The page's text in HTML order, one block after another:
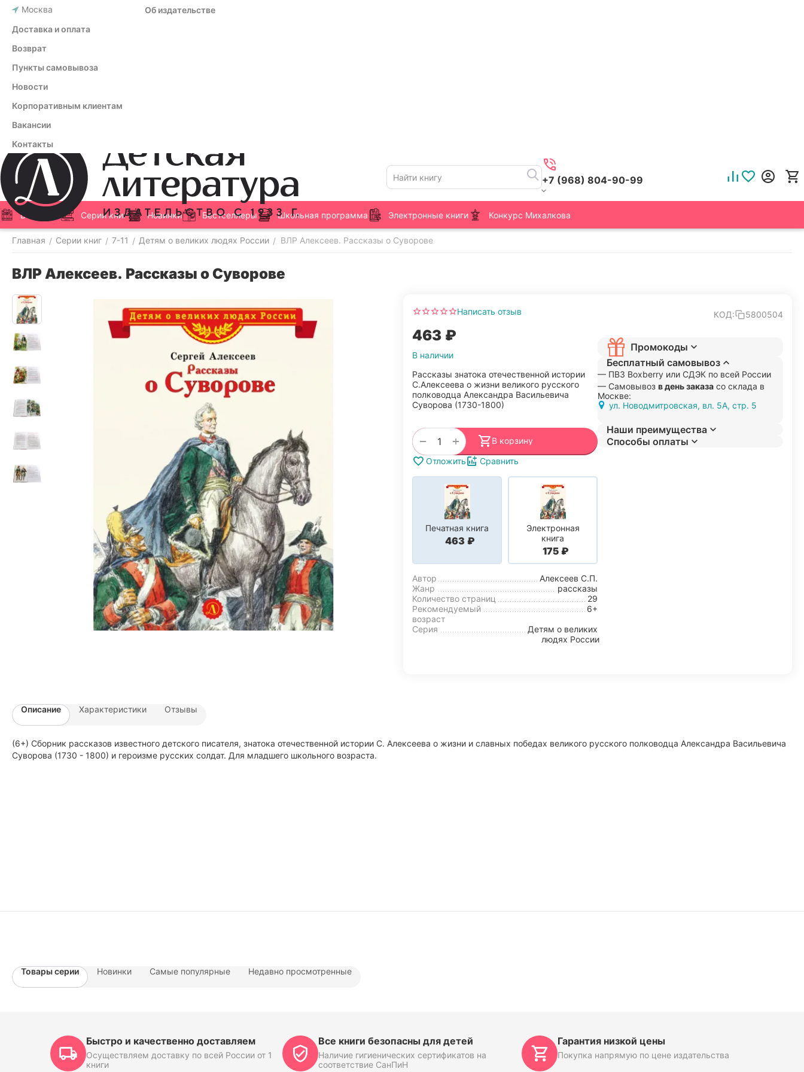
Москва
Об издательстве
Доставка и оплата
Возврат
Пункты самовывоза
Новости
Корпоративным клиентам
Вакансии
Контакты
+7 (968) 804-90-99
Все книги Серии книг Новинки Бестселлеры Школьная программа Электронные книги Конкурс Михалкова
Главная / Серии книг / 7-11 / Детям о великих людях России / ВЛР Алексеев. Рассказы о Суворове
ВЛР Алексеев. Рассказы о Суворове
Написать отзыв КОД: 5800504
‍463‍ ₽
В наличии
Рассказы знатока отечественной истории
С.Алексеева о жизни великого русского
полководца Александра Васильевича
Суворова (1730-1800)
+
−
В корзину
Отложить
Сравнить
Печатная книга
‍463‍ ₽
Электронная
книга
‍175‍ ₽
Автор
Алексеев С.П.
Жанр
рассказы
Количество страниц
29
Рекомендуемый
возраст
6+
Серия
Детям о великих
людях России
Промокоды
Бесплатный самовывоз
— ПВЗ Boxberry или СДЭК по всей России
— Самовывоз в день заказа со склада в
Москве:
ул. Новодмитровская, вл. 5А, стр. 5
Наши преимущества
Способы оплаты
Описание Характеристики Отзывы
(6+) Сборник рассказов известного детского писателя, знатока отечественной истории С. Алексеева о жизни и славных победах великого русского полководца Александра Васильевича
Суворова (1730 - 1800) и героизме русских солдат. Для младшего школьного возраста.
Товары серии Новинки Самые популярные Недавно просмотренные
Быстро и качественно доставляем
Осуществляем доставку по всей России от 1
книги
Все книги безопасны для детей
Наличие гигиенических сертификатов на
соответствие СанПиН
Гарантия низкой цены
Покупка напрямую по цене издательства